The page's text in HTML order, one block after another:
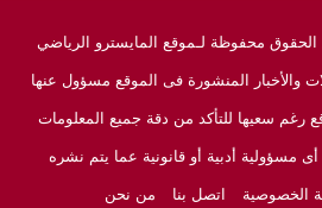
والأخبار المنشورة فى الموقع مسؤول عنها
رغم سعيها للتأكد من دقة جميع المعلومات
مسؤولية أدبية أو قانونية عما يتم نشره
الخصوصية اتصل بنا من نحن